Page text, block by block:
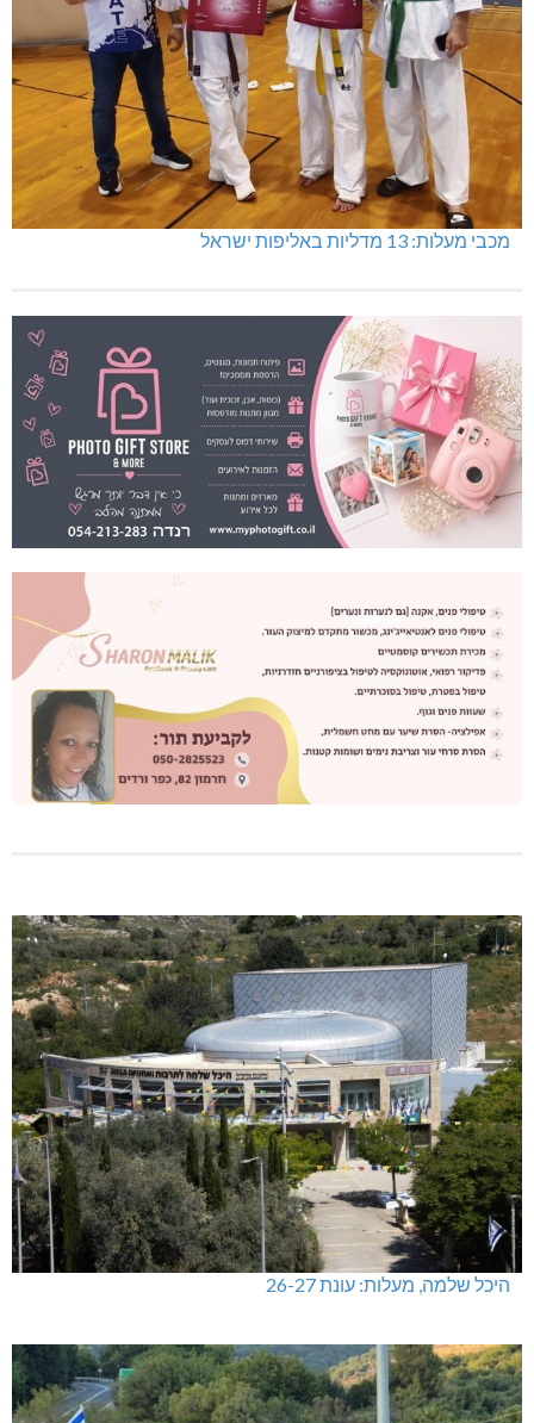
מכבי מעלות: 13 מדליות באליפות ישראל
היכל שלמה, מעלות: עונת 26-27